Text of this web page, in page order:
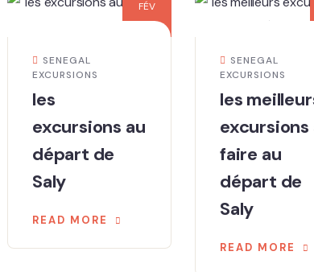
FÉV
SENEGAL
EXCURSIONS
les
excursions au
départ de
Saly
READ MORE
SENEGAL
EXCURSIONS
les
excursions
faire au
départ de
Saly
READ MORE